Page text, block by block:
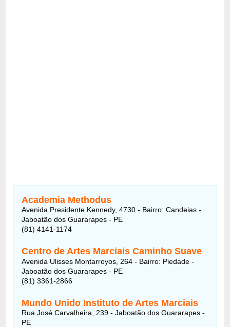
Academia Methodus
Avenida Presidente Kennedy, 4730 - Bairro: Candeias -
Jaboatão dos Guararapes - PE
(81) 4141-1174 ‎
Centro de Artes Marciais Caminho Suave
Avenida Ulisses Montarroyos, 264 - Bairro: Piedade -
Jaboatão dos Guararapes - PE
(81) 3361-2866
Mundo Unido Instituto de Artes Marciais
Rua José Carvalheira, 239 - Jaboatão dos Guararapes -
PE